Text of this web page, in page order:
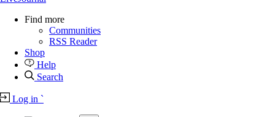
Find more
Communities
RSS Reader
Shop
Help
Search
Log in `